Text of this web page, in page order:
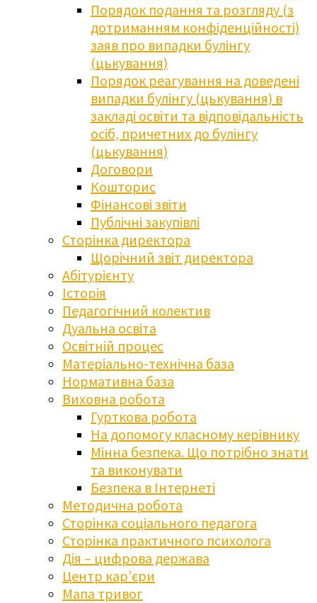
Порядок подання та розгляду (з
дотриманням конфіденційності)
заяв про випадки булінгу
(цькування)
Порядок реагування на доведені
випадки булінгу (цькування) в
закладі освіти та відповідальність
осіб, причетних до булінгу
(цькування)
Договори
Кошторис
Фінансові звіти
Публічні закупівлі
Сторінка директора
Щорічний звіт директора
Абітурієнту
Історія
Педагогічний колектив
Дуальна освіта
Освітній процес
Матеріально-технічна база
Нормативна база
Виховна робота
Гурткова робота
На допомогу класному керівнику
Мінна безпека. Що потрібно знати
та виконувати
Безпека в Інтернеті
Методична робота
Сторінка соціального педагога
Сторінка практичного психолога
Дія – цифрова держава
Центр кар’єри
Мапа тривог